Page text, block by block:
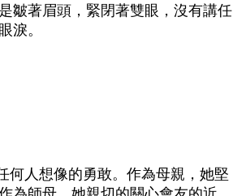
皺著眉頭，緊閉著雙眼，沒有講任
淚。
何人想像的勇敢。作為母親，她堅